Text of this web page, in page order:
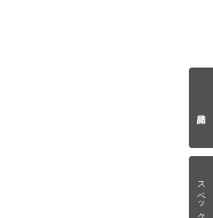
スペック情報